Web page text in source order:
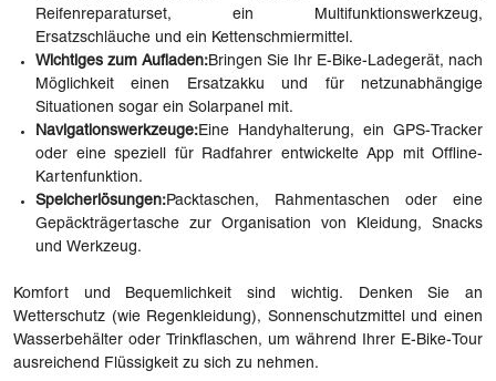
Reifenreparaturset, ein Multifunktionswerkzeug,
Ersatzschläuche und ein Kettenschmiermittel.
Wichtiges zum Aufladen:Bringen Sie Ihr E-Bike-Ladegerät, nach
Möglichkeit einen Ersatzakku und für netzunabhängige
Situationen sogar ein Solarpanel mit.
Navigationswerkzeuge:Eine Handyhalterung, ein GPS-Tracker
oder eine speziell für Radfahrer entwickelte App mit Offline-
Kartenfunktion.
Speicherlösungen:Packtaschen, Rahmentaschen oder eine
Gepäckträgertasche zur Organisation von Kleidung, Snacks
und Werkzeug.
Komfort und Bequemlichkeit sind wichtig. Denken Sie an
Wetterschutz (wie Regenkleidung), Sonnenschutzmittel und einen
Wasserbehälter oder Trinkflaschen, um während Ihrer E-Bike-Tour
ausreichend Flüssigkeit zu sich zu nehmen.